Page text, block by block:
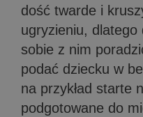
dość twarde i
ugryzieniu,
sobie z nim
podać dziecku w
na przykład starte
podgotowane do